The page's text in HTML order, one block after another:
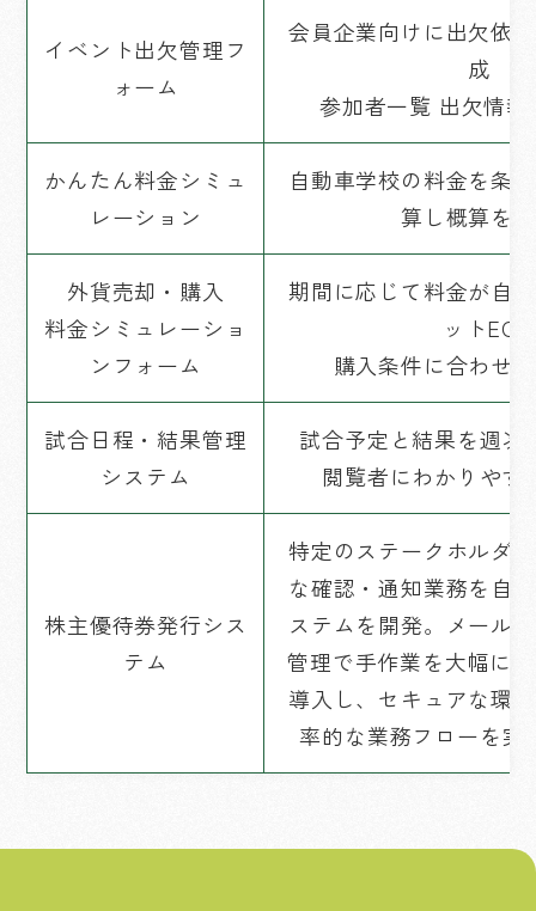
イベント出欠管理フ
ォーム
会員企業向けに出欠依
成
参加者一覧 出欠情報
かんたん料金シミュ
レーション
自動車学校の料金を条
算し概算を
外貨売却・購入
料金シミュレーショ
ンフォーム
期間に応じて料金が自
ットEC
購入条件に合わせ
試合日程・結果管理
システム
試合予定と結果を週次
閲覧者にわかりやす
株主優待券発行シス
テム
特定のステークホルダ
な確認・通知業務を自
ステムを開発。メール
管理で手作業を大幅に
導入し、セキュアな環
率的な業務フローを実